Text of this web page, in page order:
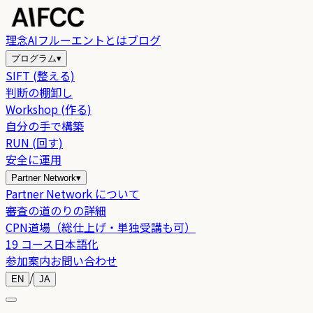
理念AIフルーエントとはブログ
プログラム▾
SIFT (整える)
判断の棚卸し
Workshop (作る)
自分の手で構築
RUN (回す)
安全に運用
Partner Network▾
Partner Network について
審査の道のりの詳細
CPN道場（総仕上げ・単独受講も可）
19 コース日本語化
参加案内お問い合わせ
EN / JA